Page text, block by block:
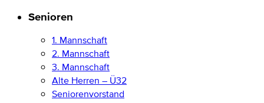
Senioren
1. Mannschaft
2. Mannschaft
3. Mannschaft
Alte Herren – Ü32
Seniorenvorstand